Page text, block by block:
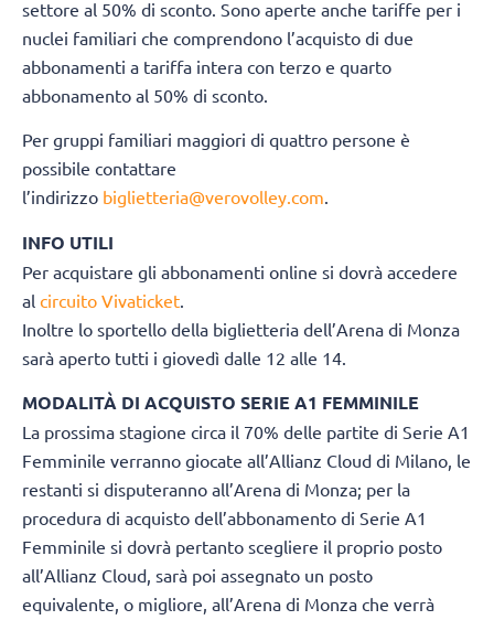
settore al 50% di sconto. Sono aperte anche tariffe per i
nuclei familiari che comprendono l’acquisto di due
abbonamenti a tariffa intera con terzo e quarto
abbonamento al 50% di sconto.
Per gruppi familiari maggiori di quattro persone è
possibile contattare
l’indirizzo biglietteria@verovolley.com.
INFO UTILI
Per acquistare gli abbonamenti online si dovrà accedere
al circuito Vivaticket
Inoltre lo sportello della biglietteria dell’Arena di Monza
sarà aperto tutti i giovedì dalle 12 alle 14.
MODALITÀ DI ACQUISTO SERIE A1 FEMMINILE
La prossima stagione circa il 70% delle partite di Serie A1
Femminile verranno giocate all’Allianz Cloud di Milano, le
restanti si disputeranno all’Arena di Monza; per la
procedura di acquisto dell’abbonamento di Serie A1
Femminile si dovrà pertanto scegliere il proprio posto
all’Allianz Cloud, sarà poi assegnato un posto
equivalente, o migliore, all’Arena di Monza che verrà